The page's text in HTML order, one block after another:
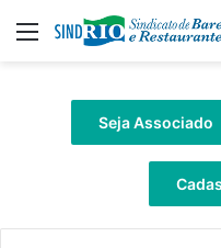
Menu
Seja Associado